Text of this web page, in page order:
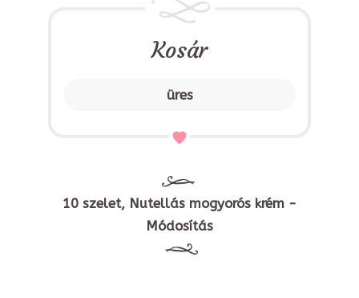
Kosár
üres
10 szelet, Nutellás mogyorós krém -
Módosítás